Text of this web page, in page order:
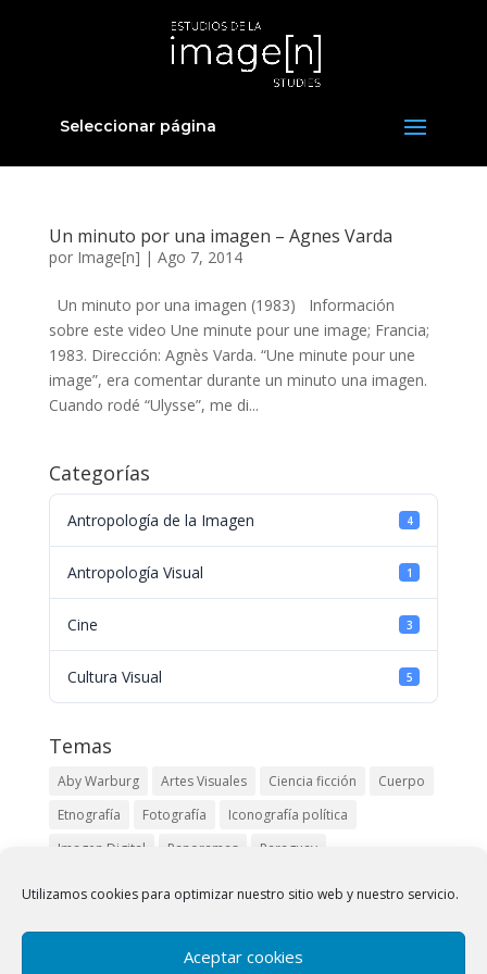
Utilizamos cookies para optimizar nuestro sitio web y nuestro servicio.
Aceptar cookies
Seleccionar página
Un minuto por una imagen – Agnes Varda
por Image[n] | Ago 7, 2014
Un minuto por una imagen (1983) Información
sobre este video Une minute pour une image; Francia;
1983. Dirección: Agnès Varda. “Une minute pour une
image”, era comentar durante un minuto una imagen.
Cuando rodé “Ulysse”, me di...
Categorías
Antropología de la Imagen 4
Antropología Visual 1
Cine 3
Cultura Visual 5
Temas
Aby Warburg Artes Visuales Ciencia ficción
Cuerpo
Etnografía
Fotografía
Iconografía política
Imagen Digital
Panoramas
Paraguay